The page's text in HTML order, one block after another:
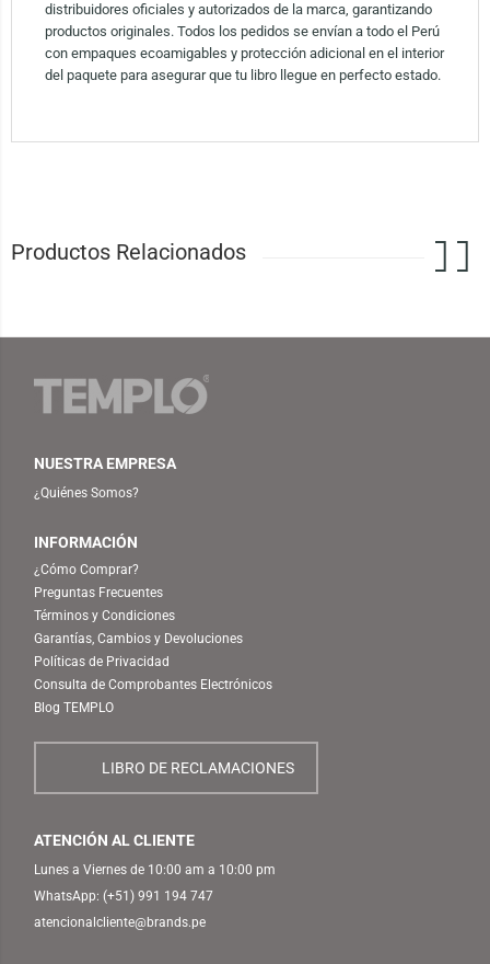
distribuidores oficiales y autorizados de la marca, garantizando
productos originales. Todos los pedidos se envían a todo el Perú
con empaques ecoamigables y protección adicional en el interior
del paquete para asegurar que tu libro llegue en perfecto estado.
Productos Relacionados
NUESTRA EMPRESA
¿Quiénes Somos?
INFORMACIÓN
¿Cómo Comprar?
Preguntas Frecuentes
Términos y Condiciones
Garantías, Cambios y Devoluciones
Políticas de Privacidad
Consulta de Comprobantes Electrónicos
Blog TEMPLO
LIBRO DE RECLAMACIONES
ATENCIÓN AL CLIENTE
Lunes a Viernes de 10:00 am a 10:00 pm
WhatsApp: (+51) 991 194 747
atencionalcliente@brands.pe